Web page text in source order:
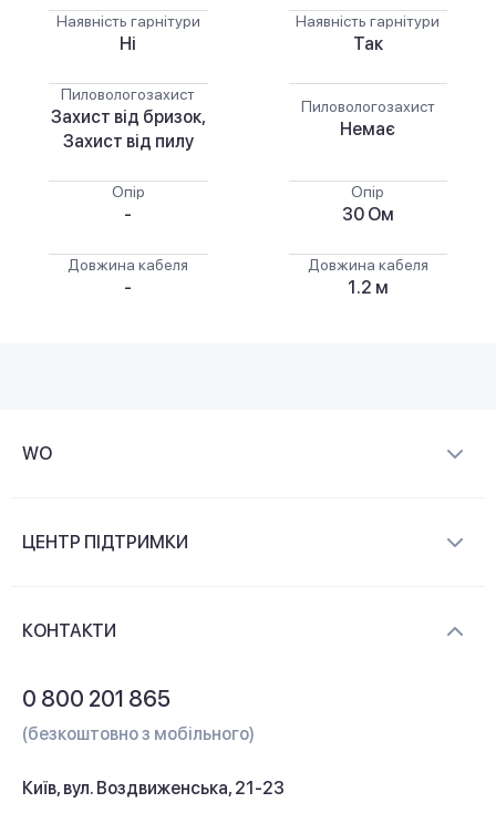
Наявність гарнітури
Ні
Пиловологозахист
Захист від бризок,
Захист від пилу
Опір
-
Довжина кабеля
-
Наявність гарнітури
Так
Пиловологозахист
Немає
Опір
30 Ом
Довжина кабеля
1.2 м
WO
Контакти
ЦЕНТР ПІДТРИМКИ
КОНТАКТИ
0 800 201 865
(безкоштовно з мобільного)
Київ, вул. Воздвиженська, 21-23